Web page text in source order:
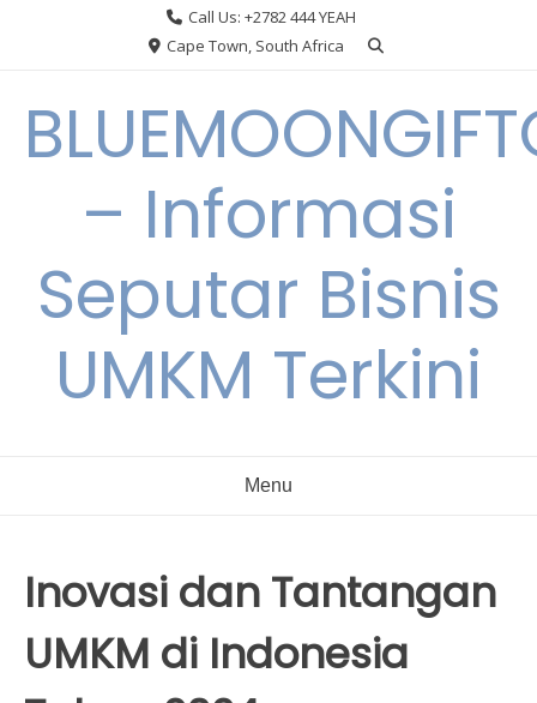
Call Us: +2782 444 YEAH
Cape Town, South Africa
– Informasi
Seputar Bisnis
UMKM Terkini
Menu
Inovasi dan Tantangan
UMKM di Indonesia